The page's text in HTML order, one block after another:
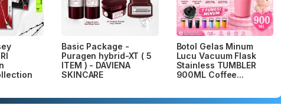
Basic Package -
Puragen hybrid-XT ( 5
ITEM ) - DAVIENA
SKINCARE
Botol Gelas Minum
Lucu Vacuum Flask
Stainless TUMBLER
900ML Coffee...